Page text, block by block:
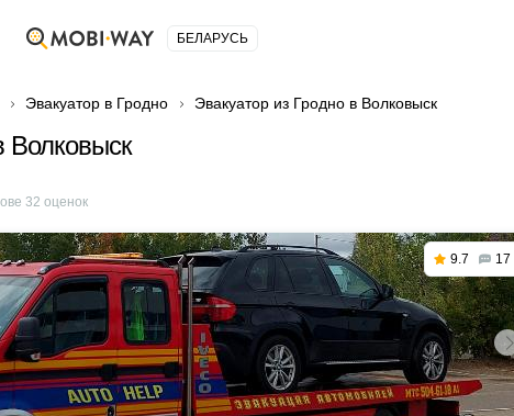
БЕЛАРУСЬ
Эвакуатор в Гродно Эвакуатор из Гродно в Волковыск
Волковыск
32 оценок
9.7 17